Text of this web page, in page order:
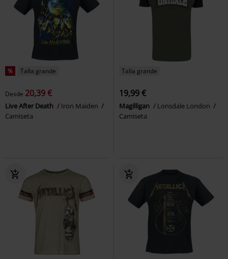
% Talla grande
Desde 20,39 €
Live After Death
Iron Maiden
Camiseta
Talla grande
19,99 €
Magilligan
Lonsdale London
Camiseta